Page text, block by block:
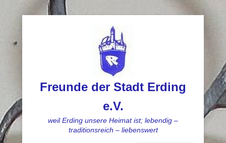
Freunde der Stadt Erding
e.V.
weil Erding unsere Heimat ist; lebendig –
traditionsreich – liebenswert